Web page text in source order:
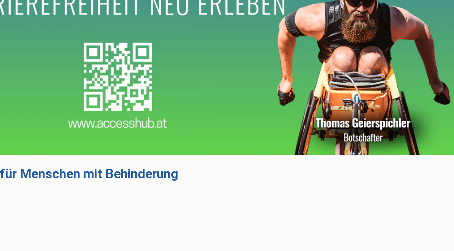
für Menschen mit Behinderung